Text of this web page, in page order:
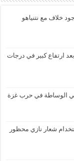
خلاف مع نتنياهو
ارتفاع كبير في درجات
في الوساطة في حرب غزة
شعار نازي محظور